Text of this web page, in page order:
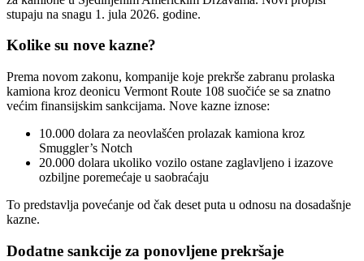
stupaju na snagu 1. jula 2026. godine.
Kolike su nove kazne?
Prema novom zakonu, kompanije koje prekrše zabranu prolaska
kamiona kroz deonicu Vermont Route 108 suočiće se sa znatno
većim finansijskim sankcijama. Nove kazne iznose:
10.000 dolara za neovlašćen prolazak kamiona kroz
Smuggler’s Notch
20.000 dolara ukoliko vozilo ostane zaglavljeno i izazove
ozbiljne poremećaje u saobraćaju
To predstavlja povećanje od čak deset puta u odnosu na dosadašnje
kazne.
Dodatne sankcije za ponovljene prekršaje